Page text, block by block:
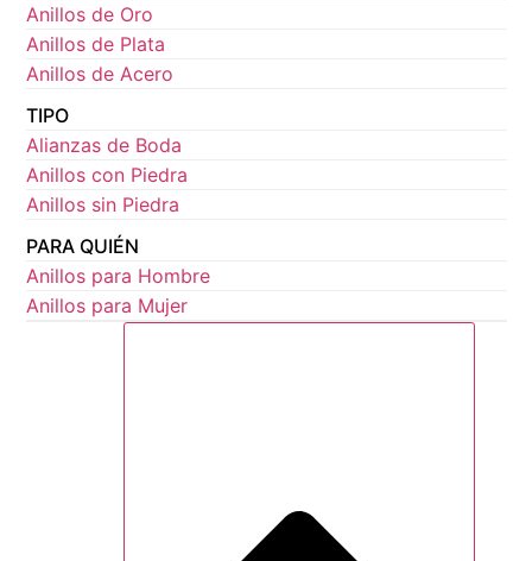
Anillos de Oro
Anillos de Plata
Anillos de Acero
TIPO
Alianzas de Boda
Anillos con Piedra
Anillos sin Piedra
PARA QUIÉN
Anillos para Hombre
Anillos para Mujer